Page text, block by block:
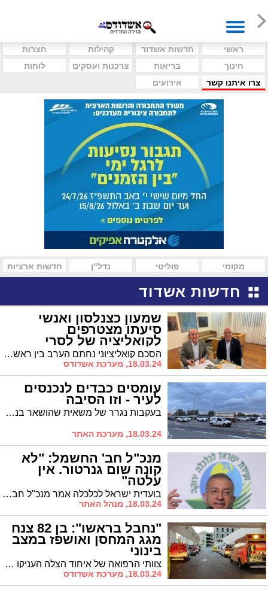
ראשי חדשות אשדוד קהילות
חצרות
חינוך
בריאות צרכנות ועסקים
לוחות
צרו איתנו קשר
אירועים
מקומי פוליטי נדל"ן חדשות ארציות
חדשות אשדוד
שמעון כצנלסון ואנשי
סיעתו מצטרפים
לקואליציה של לסרי
הסכם קואליציוני נחתם הערב בין ראש העיר יחיאל לסרי לסיעתו של שמעון כצנלסון, אליה הצטרפה גם רינה גוטמן שהייתה מספר 2 של ברק סרי והחליט לפרוש אחרי שזכה למנדט אחד בלבד
18.03.24, מערכת אשדודס
עומסים כבדים לנכנסים
לעיר - וזו הסיבה
בעקבות נגרר של משאית שהושאר בנתיב בשדרות מנחם בגין ככל הנראה בעקבות תקלה. עומסי תנועה כבדים נרשמים בכניסה הדרומית. נהגים תיזמנו קרוב לחצי שעת נסיעה מצומת עד הלום ועד הכניסה לעיר
18.03.24, מערכת האתר
מנכ"ל חב' החשמל: "לא
קונה שום גנרטור. אין
עלטה"
בועדית ישראל לכלכלה אמר מנכ"ל חברת החשמל: "לביתי לא אקנה גנרטור- בקטסטרופה הוא לא יושיע, אין עלטה בשום מקום"
18.03.24, מנהל האתר
"נחבל בראשו": בן 82 צנח
מגג המחסן ואושפז במצב
בינוני
צוותי הרפואה של איחוד הצלה העניקו סיוע רפואי לגבר בן 82 שנפל מגג מחסן בחצר ביתו ברחוב ברוריה באשדוד.
18.03.24, מערכת אשדודס